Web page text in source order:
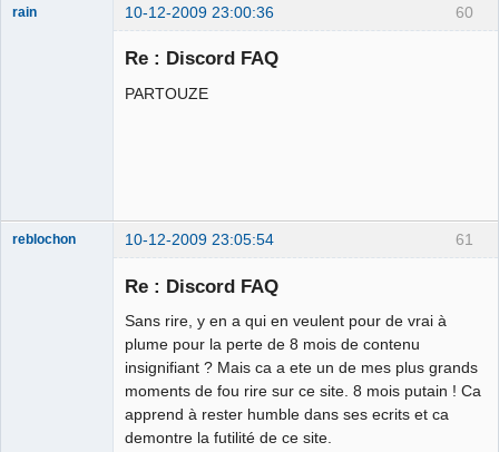
60
rain 10-12-2009 23:00:36
Re : Discord FAQ
PARTOUZE
61
reblochon 10-12-2009 23:05:54
Re : Discord FAQ
Sans rire, y en a qui en veulent pour de vrai à
plume pour la perte de 8 mois de contenu
insignifiant ? Mais ca a ete un de mes plus grands
moments de fou rire sur ce site. 8 mois putain ! Ca
apprend à rester humble dans ses ecrits et ca
demontre la futilité de ce site.